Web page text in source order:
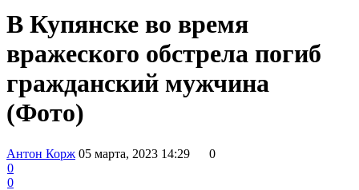
В Купянске во время
вражеского обстрела погиб
гражданский мужчина
(Фото)
Антон Корж 05 марта, 2023 14:29
0
0
0